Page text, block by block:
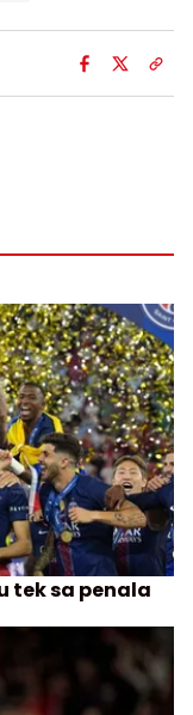
tek sa penala